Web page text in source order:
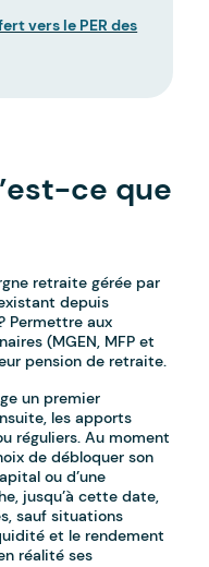
vers le PER des
ce que
retraite gérée par
depuis
Permettre aux
(MGEN, MFP et
pension de retraite.
un premier
les apports
réguliers. Au moment
de débloquer son
ou d’une
jusqu’à cette date,
sauf situations
et le rendement
réalité ses